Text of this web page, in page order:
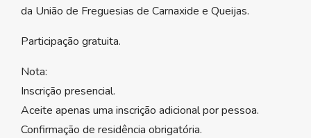
da União de Freguesias de Carnaxide e Queijas.
Participação gratuita.
Nota:
Inscrição presencial.
Aceite apenas uma inscrição adicional por pessoa.
Confirmação de residência obrigatória.